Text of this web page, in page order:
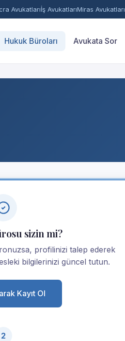
Avukatlarıİş AvukatlarıMiras Avukatları
Hukuk Büroları Avukata Sor
sizin mi?
profilinizi talep ederek
bilgilerinizi güncel tutun.
Kayıt Ol
2